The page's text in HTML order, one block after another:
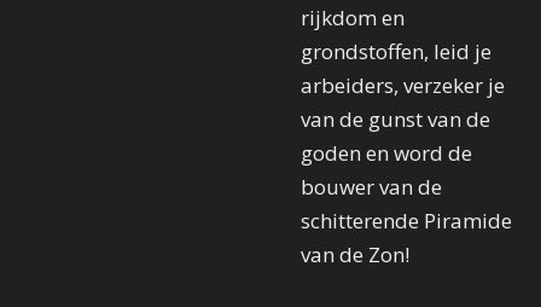
rijkdom en
grondstoffen, leid je
arbeiders, verzeker je
van de gunst van de
goden en word de
bouwer van de
schitterende Piramide
van de Zon!